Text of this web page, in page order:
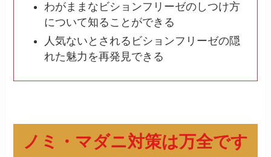
わがままなビションフリーゼのしつけ方
について知ることができる
人気ないとされるビションフリーゼの隠
れた魅力を再発見できる
ノミ・マダニ対策は万全です